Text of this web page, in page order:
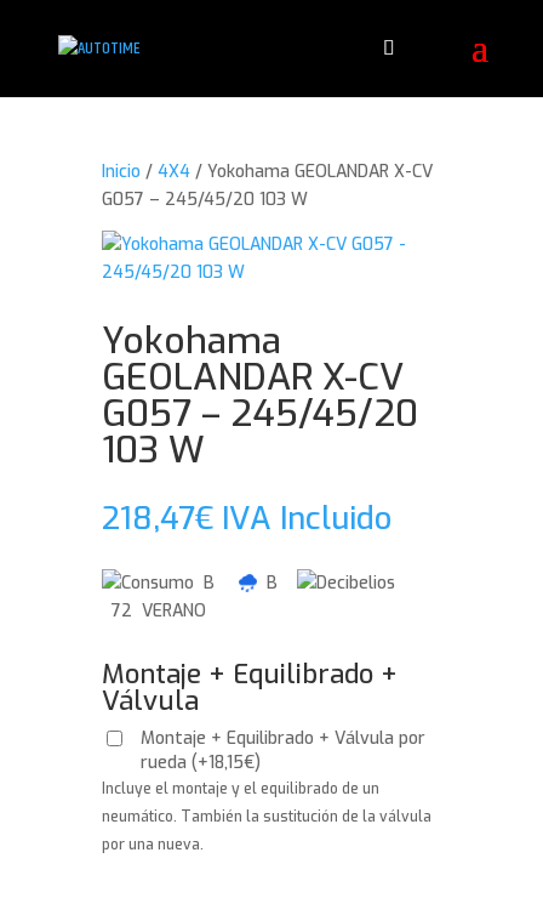
Inicio /4X4 / Yokohama GEOLANDAR X-CV
G057 – 245/45/20 103 W
Yokohama
GEOLANDAR X-CV
G057 – 245/45/20
103 W
218,47€ IVA Incluido
B
B
72 VERANO
Montaje + Equilibrado +
Válvula
Montaje + Equilibrado + Válvula por
rueda(+18,15€)
Incluye el montaje y el equilibrado de un
neumático. También la sustitución de la válvula
por una nueva.